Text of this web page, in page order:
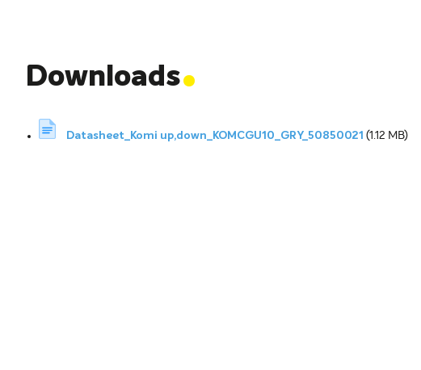
Downloads.
Datasheet_Komi up,down_KOMCGU10_GRY_50850021 (1.12 MB)